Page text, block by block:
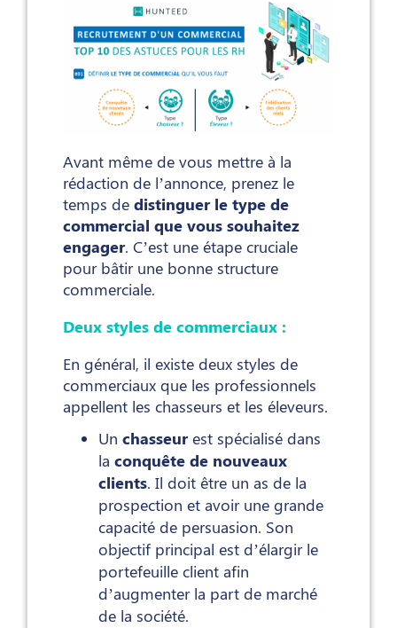
Avant même de vous mettre à la
rédaction de l’annonce, prenez le
temps de distinguer le type de
commercial que vous souhaitez
engager. C’est une étape cruciale
pour bâtir une bonne structure
commerciale.
Deux styles de commerciaux :
En général, il existe deux styles de
commerciaux que les professionnels
appellent les chasseurs et les éleveurs.
Un chasseur est spécialisé dans
la conquête de nouveaux
clients. Il doit être un as de la
prospection et avoir une grande
capacité de persuasion. Son
objectif principal est d’élargir le
portefeuille client afin
d’augmenter la part de marché
de la société.